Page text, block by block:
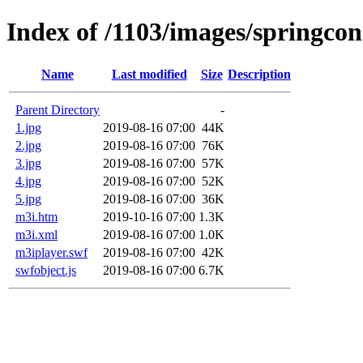
Index of /1103/images/
Name Last modified Size Description
Parent Directory
-
1.jpg
2019-08-16 07:00 44K
2.jpg
2019-08-16 07:00 76K
3.jpg
2019-08-16 07:00 57K
4.jpg
2019-08-16 07:00 52K
5.jpg
2019-08-16 07:00 36K
m3i.htm
2019-10-16 07:00 1.3K
m3i.xml
2019-08-16 07:00 1.0K
m3iplayer.swf
2019-08-16 07:00 42K
swfobject.js
2019-08-16 07:00 6.7K